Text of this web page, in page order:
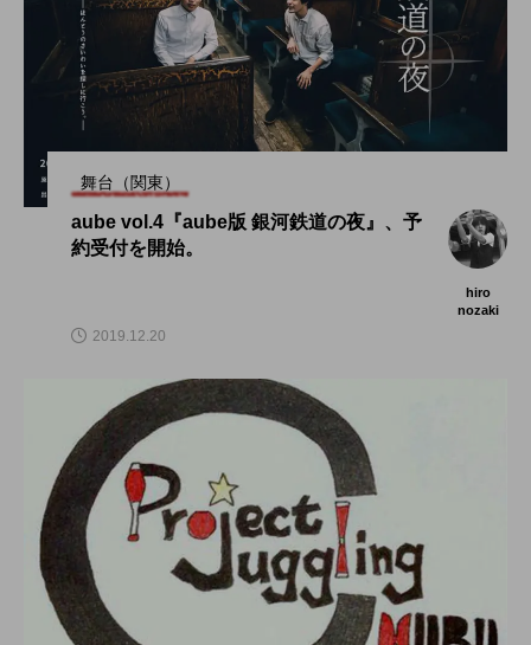
舞台（関東）
aube vol.4『aube版 銀河鉄道の夜』、予
約受付を開始。
hiro
nozaki
2019.12.20